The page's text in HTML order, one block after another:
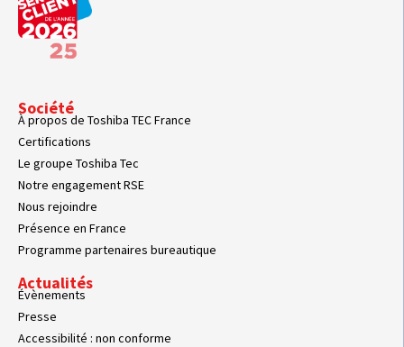
Société
À propos de Toshiba TEC France
Certifications
Le groupe Toshiba Tec
Notre engagement RSE
Nous rejoindre
Présence en France
Programme partenaires bureautique
Actualités
Évènements
Presse
Accessibilité : non conforme